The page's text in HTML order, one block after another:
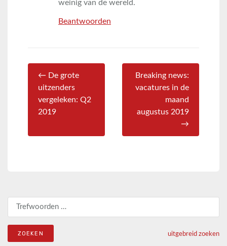
weinig van de wereld.
Beantwoorden
← De grote
uitzenders
vergeleken: Q2
2019
Breaking news:
vacatures in de
maand
augustus 2019
→
Zoeken naar:
uitgebreid zoeken